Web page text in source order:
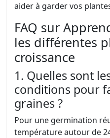
aider à garder vos
FAQ sur
les différentes
croissance
1. Quelles sont
conditions pour
graines ?
Pour une germination
température autour de